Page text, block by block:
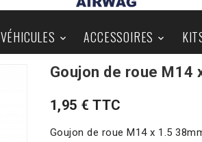

VÉHICULES 
ACCESSOIRES
PIÈCES AU DÉTAIL BLOG
Goujon de roue M14
1,95 € TTC
Goujon de roue M14 x 1.5